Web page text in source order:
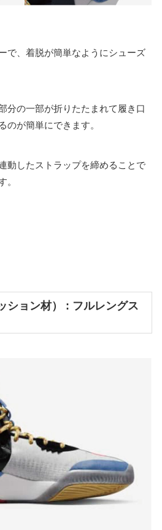
で、着脱が簡単なようにシューズ
分の一部が折りたたまれて履き口
のが簡単にできます。
動したストラップを締めることで
。
ション材） : フルレングス